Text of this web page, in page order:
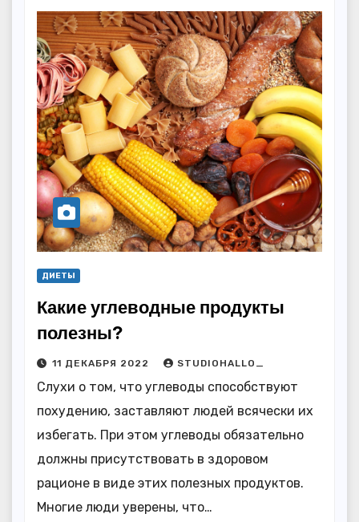
ДИЕТЫ
Какие углеводные продукты
полезны?
11 ДЕКАБРЯ 2022 STUDIOHALLO_
Слухи о том, что углеводы способствуют
похудению, заставляют людей всячески их
избегать. При этом углеводы обязательно
должны присутствовать в здоровом
рационе в виде этих полезных продуктов.
Многие люди уверены, что…